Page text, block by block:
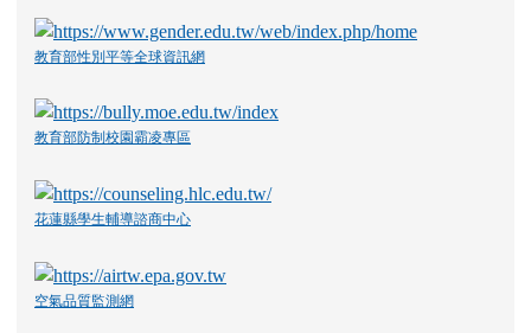
教育部性別平等全球資訊網
教育部防制校園霸凌專區
花蓮縣學生輔導諮商中心
空氣品質監測網